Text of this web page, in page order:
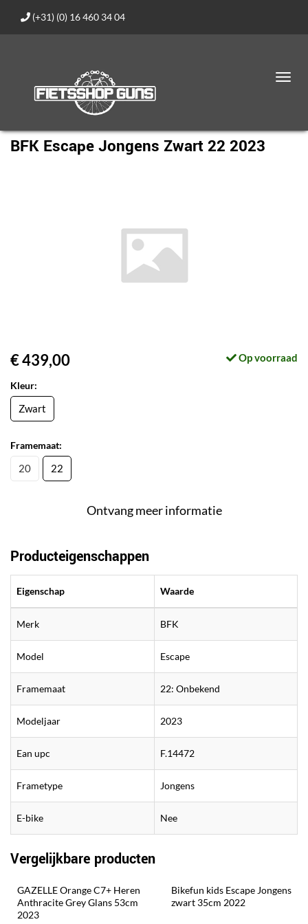
(+31) (0) 16 460 34 04
BFK Escape Jongens Zwart 22 2023
€ 439,00 Op voorraad
Kleur:
Zwart
Framemaat:
20 22
Ontvang meer informatie
Producteigenschappen
Eigenschap Waarde
Merk BFK
Model Escape
Framemaat 22: Onbekend
Modeljaar 2023
Ean upc F.14472
Frametype Jongens
E-bike Nee
Vergelijkbare producten
GAZELLE Orange C7+ Heren
Anthracite Grey Glans 53cm
2023
Bikefun kids Escape Jongens
zwart 35cm 2022